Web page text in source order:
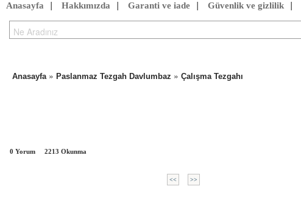
Anasayfa Hakkımızda Garanti ve iade Güvenlik ve gizlilik
Anasayfa» Paslanmaz Tezgah Davlumbaz » Çalışma Tezgahı
0 Yorum 2213 Okunma
<< >>